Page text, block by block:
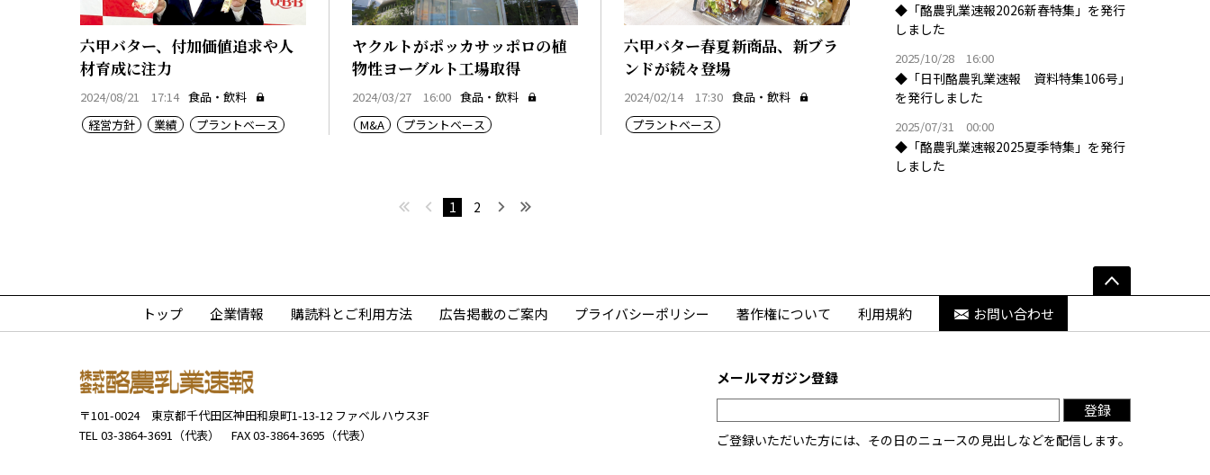
六甲バター、付加価値追求や人
材育成に注力
2024/08/21 17:14 食品・飲料
経営方針
業績 プラントベース
ヤクルトがポッカサッポロの植
物性ヨーグルト工場取得
2024/03/27 16:00 食品・飲料
M&A
プラントベース
六甲バター春夏新商品、新ブラ
ンドが続々登場
2024/02/14 17:30 食品・飲料
プラントベース
最初へ 前へ
1 2 次へ最後へ
◆「酪農乳業速報2026新春特集」を発行
しました
2025/10/28 16:00
◆「日刊酪農乳業速報 資料特集106号」
を発行しました
2025/07/31 00:00
◆「酪農乳業速報2025夏季特集」を発行
しました
トップ 企業情報 購読料とご利用方法 広告掲載のご案内 プライバシーポリシー 著作権について 利用規約 お問い合わせ
〒101-0024 東京都千代田区神田和泉町1-13-12 ファベルハウス3F
TEL 03-3864-3691（代表）
FAX 03-3864-3695（代表）
メールマガジン登録
登録
ご登録いただいた方には、その日のニュースの見出しなどを配信します。